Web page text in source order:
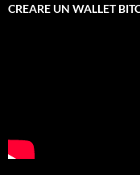
CREARE UN WALLET